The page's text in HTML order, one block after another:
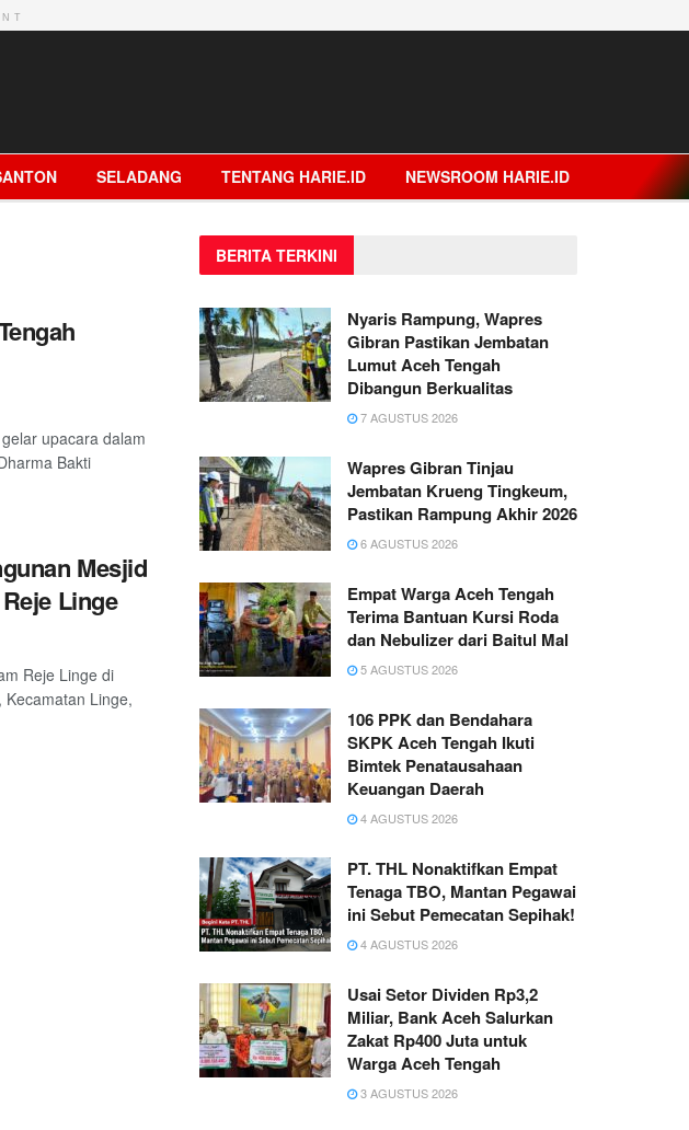
SELADANG TENTANG HARIE.ID NEWSROOM HARIE.ID
upacara dalam
Bakti
Mesjid
Linge
Reje Linge di
Linge,
BERITA TERKINI
Nyaris Rampung, Wapres
Gibran Pastikan Jembatan
Lumut Aceh Tengah
Dibangun Berkualitas
7 AGUSTUS 2026
Wapres Gibran Tinjau
Jembatan Krueng Tingkeum,
Pastikan Rampung Akhir 2026
6 AGUSTUS 2026
Empat Warga Aceh Tengah
Terima Bantuan Kursi Roda
dan Nebulizer dari Baitul Mal
5 AGUSTUS 2026
106 PPK dan Bendahara
SKPK Aceh Tengah Ikuti
Bimtek Penatausahaan
Keuangan Daerah
4 AGUSTUS 2026
PT. THL Nonaktifkan Empat
Tenaga TBO, Mantan Pegawai
ini Sebut Pemecatan Sepihak!
4 AGUSTUS 2026
Usai Setor Dividen Rp3,2
Miliar, Bank Aceh Salurkan
Zakat Rp400 Juta untuk
Warga Aceh Tengah
3 AGUSTUS 2026